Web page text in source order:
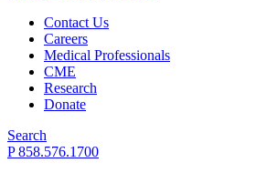
Contact Us
Careers
Medical Professionals
CME
Research
Donate
Search
P 858.576.1700